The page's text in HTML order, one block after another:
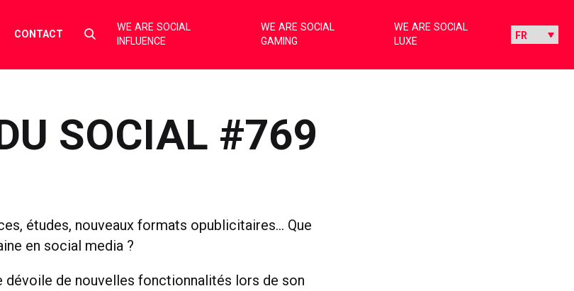
CONTACT
Select
toggle
WE ARE SOCIAL
INFLUENCE
WE ARE SOCIAL
GAMING
WE ARE SOCIAL
LUXE
SOCIAL #769
études, nouveaux formats opublicitaires… Que
en social media ?
dévoile de nouvelles fonctionnalités lors de son